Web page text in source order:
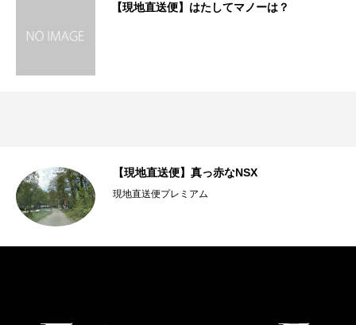
【現地直送便】はたしてマノーは？
【現地直送便】真っ赤なNSX
現地直送便プレミアム